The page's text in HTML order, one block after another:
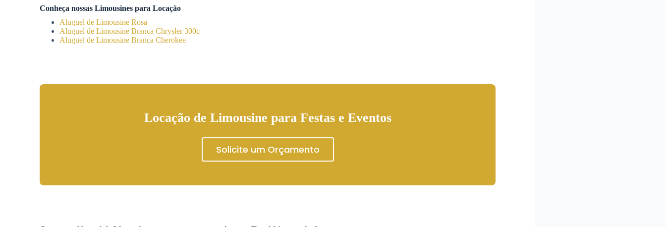
Conheça nossas Limousines para Locação
Aluguel de Limousine Rosa
Aluguel de Limousine Branca Chrysler 300c
Aluguel de Limousine Branca Cherokee
Locação de Limousine para Festas e Eventos
Solicite um Orçamento